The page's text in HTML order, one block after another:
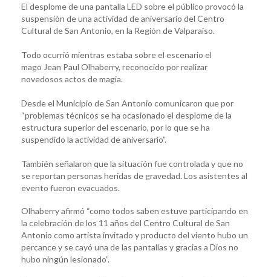
El desplome de una pantalla LED sobre el público provocó la
suspensión de una actividad de aniversario del Centro
Cultural de San Antonio, en la Región de Valparaíso.
Todo ocurrió mientras estaba sobre el escenario el
mago Jean Paul Olhaberry, reconocido por realizar
novedosos actos de magia.
Desde el Municipio de San Antonio comunicaron que por
“problemas técnicos se ha ocasionado el desplome de la
estructura superior del escenario, por lo que se ha
suspendido la actividad de aniversario”.
También señalaron que la situación fue controlada y que no
se reportan personas heridas de gravedad. Los asistentes al
evento fueron evacuados.
Olhaberry afirmó “como todos saben estuve participando en
la celebración de los 11 años del Centro Cultural de San
Antonio como artista invitado y producto del viento hubo un
percance y se cayó una de las pantallas y gracias a Dios no
hubo ningún lesionado”.